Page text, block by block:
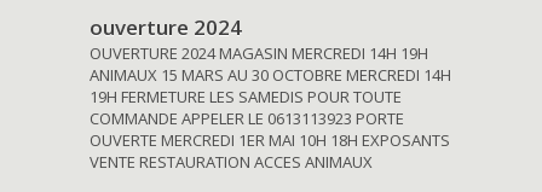
ouverture 2024
OUVERTURE 2024 MAGASIN MERCREDI 14H 19H
ANIMAUX 15 MARS AU 30 OCTOBRE MERCREDI 14H
19H FERMETURE LES SAMEDIS POUR TOUTE
COMMANDE APPELER LE 0613113923 PORTE
OUVERTE MERCREDI 1ER MAI 10H 18H EXPOSANTS
VENTE RESTAURATION ACCES ANIMAUX